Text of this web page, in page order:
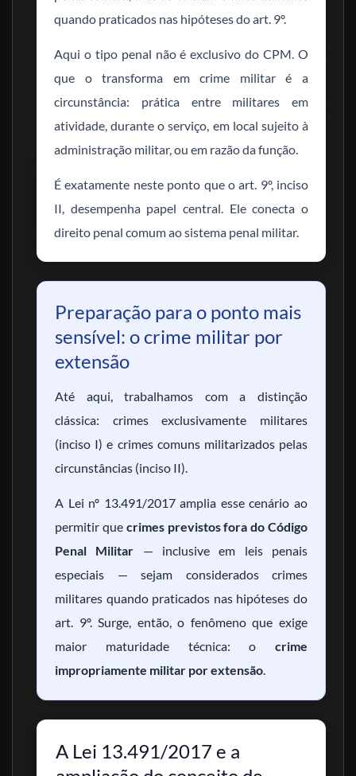
quando praticados nas hipóteses do art. 9º.
Aqui o tipo penal não é exclusivo do CPM. O
que o transforma em crime militar é a
circunstância: prática entre militares em
atividade, durante o serviço, em local sujeito à
administração militar, ou em razão da função.
É exatamente neste ponto que o art. 9º, inciso
II, desempenha papel central. Ele conecta o
direito penal comum ao sistema penal militar.
Preparação para o ponto mais
sensível: o crime militar por
extensão
Até aqui, trabalhamos com a distinção
clássica: crimes exclusivamente militares
(inciso I) e crimes comuns militarizados pelas
circunstâncias (inciso II).
A Lei nº 13.491/2017 amplia esse cenário ao
permitir que crimes previstos fora do Código
Penal Militar — inclusive em leis penais
especiais — sejam considerados crimes
militares quando praticados nas hipóteses do
art. 9º. Surge, então, o fenômeno que exige
maior maturidade técnica: o crime
impropriamente militar por extensão.
A Lei 13.491/2017 e a